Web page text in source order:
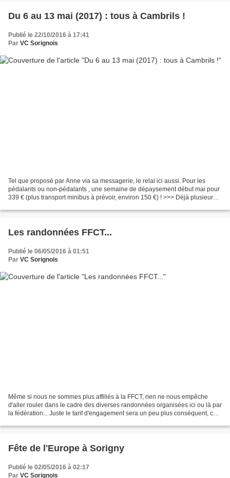
Du 6 au 13 mai (2017) : tous à Cambrils !
Publié le 22/10/2016 à 17:41
Par VC Sorignois
Tel que proposé par Anne via sa messagerie, le relai ici aussi. Pour les
pédalants ou non-pédalants , une semaine de dépaysement début mai pour
339 € (plus transport minibus à prévoir, environ 150 €) ! >>> Déjà plusieurs
Les randonnées FFCT...
Publié le 06/05/2016 à 01:51
Par VC Sorignois
Même si nous ne sommes plus affiliés à la FFCT, rien ne nous empêche
d'aller rouler dans le cadre des diverses randonnées organisées ici ou là par
la fédération... Juste le tarif d'engagement sera un peu plus conséquent, car
Fête de l'Europe à Sorigny
Publié le 02/05/2016 à 02:17
Par VC Sorignois